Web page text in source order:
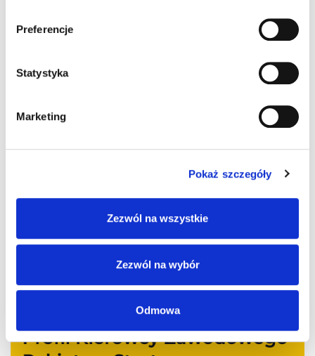
Preferencje
Statystyka
Marketing
Pokaż szczegóły
Zezwól na wszystkie
Zezwól na wybór
Odmowa
Pingback:buy golden teacher mushroom online xyz,
Pingback:สมัคร LSM99 ระบบออโต้
Możliwość komentowania została wyłączona.